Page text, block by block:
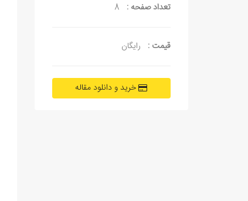
تعداد صفحه : 8
قیمت : رایگان
خرید و دانلود مقاله